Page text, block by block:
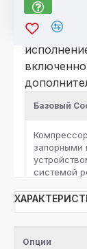
*Для
По
Базовый
запорными
системой
каждый
Опции